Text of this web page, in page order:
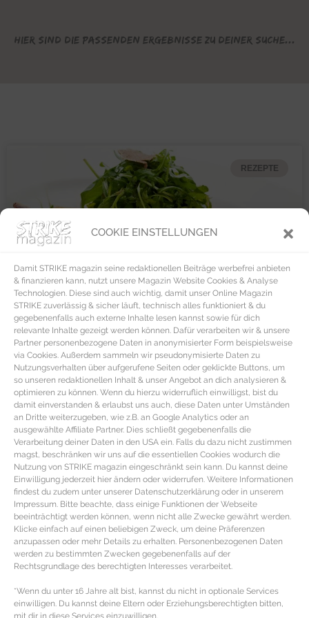
COOKIE EINSTELLUNGEN
Damit STRIKE magazin seine redaktionellen Beiträge werbefrei anbieten
& finanzieren kann, nutzt unsere Magazin Website Cookies & Analyse
Technologien. Diese sind auch wichtig, damit unser Online Magazin
STRIKE zuverlässig & sicher läuft, technisch alles funktioniert & du
gegebenenfalls auch externe Inhalte lesen kannst sowie für dich
relevante Inhalte gezeigt werden können. Dafür verarbeiten wir & unsere
Partner personenbezogene Daten in anonymisierter Form beispielsweise
via Cookies. Außerdem sammeln wir pseudonymisierte Daten zu
Nutzungsverhalten über aufgerufene Seiten oder geklickte Buttons, um
so unseren redaktionellen Inhalt & unser Angebot an dich analysieren &
optimieren zu können. Wenn du hierzu widerruflich einwilligst, bist du
damit einverstanden & erlaubst uns auch, diese Daten unter Umständen
an Dritte weiterzugeben, wie z.B. an Google Analytics oder an
ausgewählte Affiliate Partner. Dies schließt gegebenenfalls die
Verarbeitung deiner Daten in den USA ein. Falls du dazu nicht zustimmen
magst, beschränken wir uns auf die essentiellen Cookies wodurch die
Nutzung von STRIKE magazin eingeschränkt sein kann. Du kannst deine
Einwilligung jederzeit hier ändern oder widerrufen. Weitere Informationen
findest du zudem unter unserer Datenschutzerklärung oder in unserem
Impressum. Bitte beachte, dass einige Funktionen der Webseite
beeinträchtigt werden können, wenn nicht alle Zwecke gewährt werden.
Klicke einfach auf einen beliebigen Zweck, um deine Präferenzen
anzupassen oder mehr Details zu erhalten. Personenbezogenen Daten
werden zu bestimmten Zwecken gegebenenfalls auf der
Rechtsgrundlage des berechtigten Interesses verarbeitet.
*Wenn du unter 16 Jahre alt bist, kannst du nicht in optionale Services
einwilligen. Du kannst deine Eltern oder Erziehungsberechtigten bitten,
Hier sind die passenden Ergebnisse zu deiner Suche...
REZEPTE
REZEPT – Aphrodisierende
Meeresfrüchte Vorspeise mit
Spargelragout, Trüffel und
Wachtelei
Vorspeisen Rezept mit Meeresfrüchten & Trüffel Zutaten
für die aphrodisierende Vorspeise mit Spargelragout &